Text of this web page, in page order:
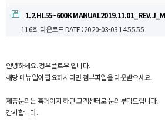
1.2.HL55~600K
116회 다운로드DATE : 2020-03-03 14:55:55
안녕하세요. 정우플로우 입니다.
해당 메뉴얼이 필요하시다면 첨부파일을 다운받으세요.
제품문의는 홈페이지 하단 고객센터로 문의부탁드립니다.
감사합니다.